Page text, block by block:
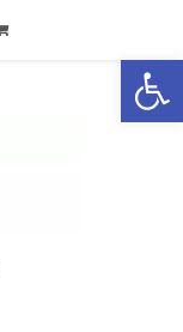
פתח סרגל נגישות